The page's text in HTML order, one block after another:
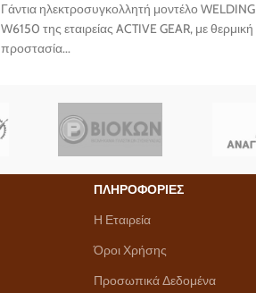
Γάντια ηλεκτροσυγκολλητή μοντέλο WELDING
W6150 της εταιρείας ACTIVE GEAR, με θερμική
προστασία...
ΠΛΗΡΟΦΟΡΙΕΣ
Η Εταιρεία
Όροι Χρήσης
Προσωπικά Δεδομένα